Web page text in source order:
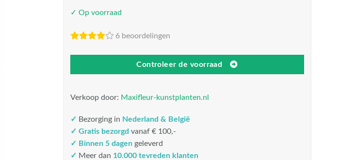
✓ Op voorraad
6 beoordelingen
Controleer de voorraad
Verkoop door: Maxifleur-kunstplanten.nl
✓ Bezorging in Nederland & België
✓ Gratis bezorgd vanaf € 100,-
✓ Binnen 5 dagengeleverd
✓ Meer dan 10.000 tevreden klanten